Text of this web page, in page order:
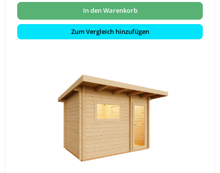
In den Warenkorb
Zum Vergleich hinzufügen